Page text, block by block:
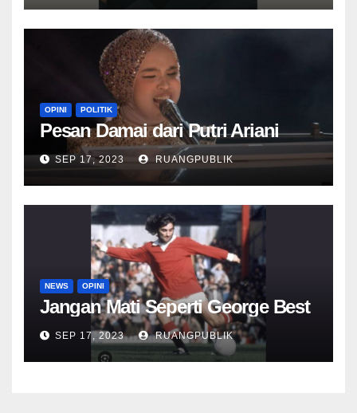
OPINI POLITIK
Pesan Damai dari Putri Ariani
SEP 17, 2023 RUANGPUBLIK
NEWS OPINI
Jangan Mati Seperti George Best
SEP 17, 2023 RUANGPUBLIK